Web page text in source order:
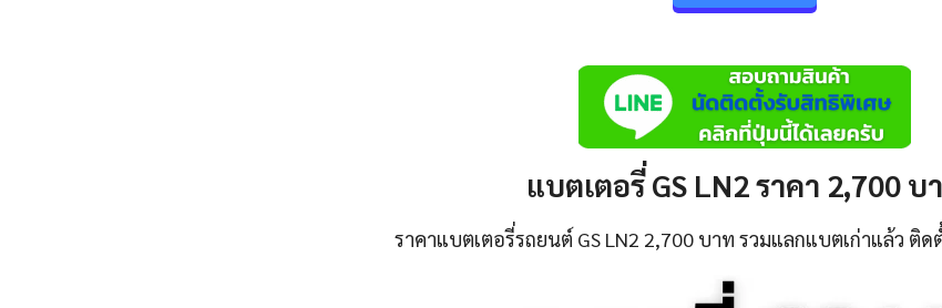
แบตเตอรี่ GS LN2 ราคา 2,700 บ
ราคาแบตเตอรี่รถยนต์ GS LN2 2,700 บาท รวมแลกแบตเก่าแล้ว ติ